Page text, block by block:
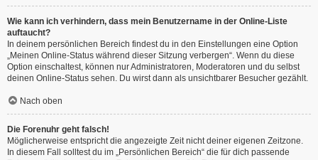
Wie kann ich verhindern, dass mein Benutzername in der Online-Liste
auftaucht?
In deinem persönlichen Bereich findest du in den Einstellungen eine Option
„Meinen Online-Status während dieser Sitzung verbergen“. Wenn du diese
Option einschaltest, können nur Administratoren, Moderatoren und du selbst
deinen Online-Status sehen. Du wirst dann als unsichtbarer Besucher gezählt.
Nach oben
Die Forenuhr geht falsch!
Möglicherweise entspricht die angezeigte Zeit nicht deiner eigenen Zeitzone.
In diesem Fall solltest du im „Persönlichen Bereich“ die für dich passende